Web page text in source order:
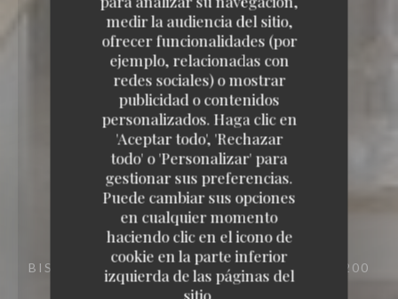
medir la audiencia del sitio,
ofrecer funcionalidades (por
ejemplo, relacionadas con
redes sociales) o mostrar
publicidad o contenidos
personalizados. Haga clic en
'Aceptar todo', 'Rechazar
todo' o 'Personalizar' para
gestionar sus preferencias.
Puede cambiar sus opciones
en cualquier momento
haciendo clic en el icono de
cookie en la parte inferior
izquierda de las páginas del
sitio.
BISTRONOMIQUE
39 RUE DES ARÈNES 13200
ARLES